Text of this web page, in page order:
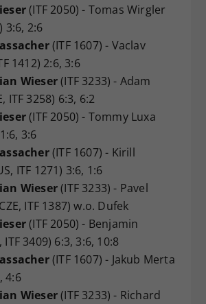
(ITF 2050) - Tomas Wirgler
3:6, 2:6
(ITF 1607) - Vaclav
1412) 2:6, 3:6
Wieser(ITF 3233) - Adam
ITF 3258) 6:3, 6:2
(ITF 2050) - Tommy Luxa
3:6
(ITF 1607) - Kirill
ITF 1271) 3:6, 1:6
Wieser(ITF 3233) - Pavel
ITF 1387) w.o. Dufek
(ITF 2050) - Benjamin
ITF 3409) 6:3, 3:6, 10:8
(ITF 1607) - Jakub Merta
4:6
Wieser(ITF 3233) - Richard